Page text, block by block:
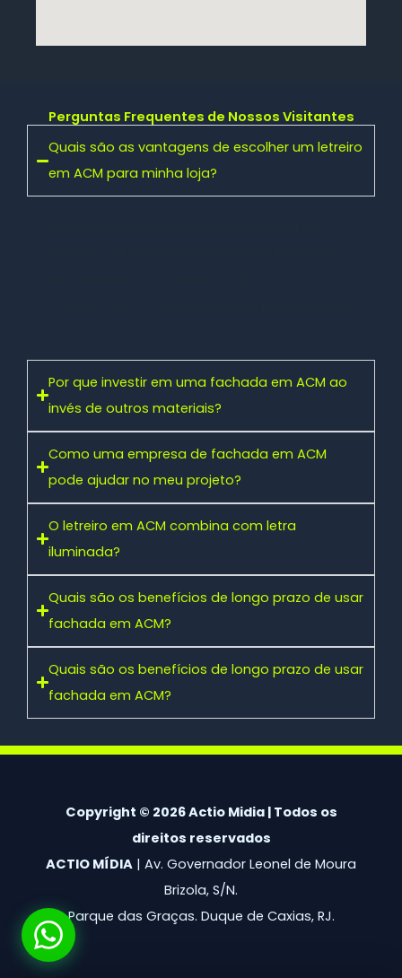
Perguntas Frequentes de Nossos Visitantes
Quais são as vantagens de escolher um letreiro
em ACM para minha loja?
Por que investir em uma fachada em ACM ao
invés de outros materiais?
Como uma empresa de fachada em ACM
pode ajudar no meu projeto?
O letreiro em ACM combina com letra
iluminada?
Quais são os benefícios de longo prazo de usar
fachada em ACM?
Quais são os benefícios de longo prazo de usar
fachada em ACM?
Copyright © 2026 Actio Midia | Todos os
direitos reservados
ACTIO MÍDIA | Av. Governador Leonel de Moura
Brizola, S/N.
Parque das Graças. Duque de Caxias, RJ.